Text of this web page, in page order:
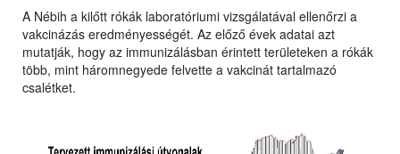
A Nébih a kilőtt rókák laboratóriumi vizsgálatával ellenőrzi a
vakcinázás eredményességét. Az előző évek adatai azt
mutatják, hogy az immunizálásban érintett területeken a rókák
több, mint háromnegyede felvette a vakcinát tartalmazó
csalétket.